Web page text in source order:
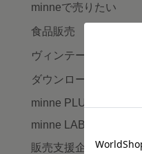
minneで売りたい
食品販売
ヴィンテージ販売
ダウンロード販売
minne PLUS
minne LAB
販売支援企画・イベ